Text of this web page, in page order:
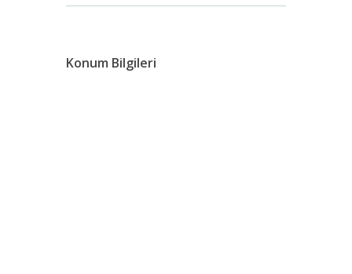
Konum Bilgileri